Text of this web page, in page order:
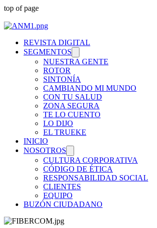
top of page
REVISTA DIGITAL
SEGMENTOS
NUESTRA GENTE
ROTOR
SINTONÍA
CAMBIANDO MI MUNDO
CON TU SALUD
ZONA SEGURA
TE LO CUENTO
LO DIJO
EL TRUEKE
INICIO
NOSOTROS
CULTURA CORPORATIVA
CÓDIGO DE ÉTICA
RESPONSABILIDAD SOCIAL
CLIENTES
EQUIPO
BUZÓN CIUDADANO